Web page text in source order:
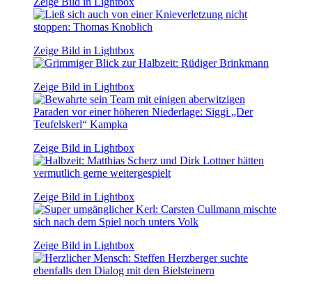
Zeige Bild in Lightbox
Zeige Bild in Lightbox
Zeige Bild in Lightbox
Zeige Bild in Lightbox
Zeige Bild in Lightbox